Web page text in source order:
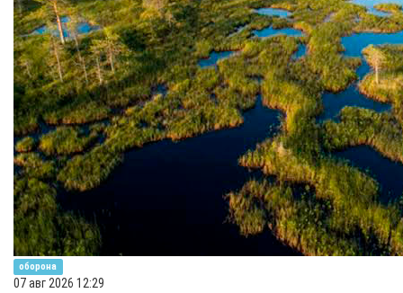
оборона
07 авг 2026 12:29